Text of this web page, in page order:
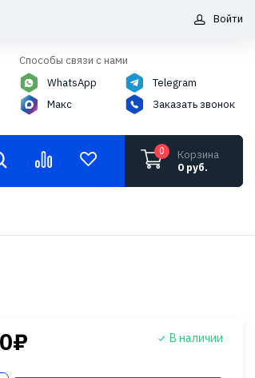
Войти
Способы связи с нами
WhatsApp
Макс
Telegram
Заказать звонок
0
Корзина
0 руб.
В наличии